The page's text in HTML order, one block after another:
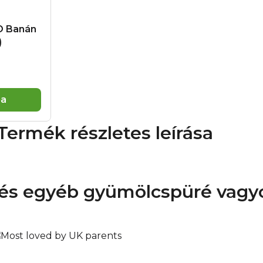
Academy, s.ro.,
Banán
részletes leírása
egyéb gyümölcspüré